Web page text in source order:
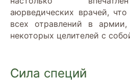
аюрведических врачей,
всех отравлений в
некоторых целителей с
Сила специй